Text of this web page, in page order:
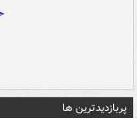
پربازدیدترین ها